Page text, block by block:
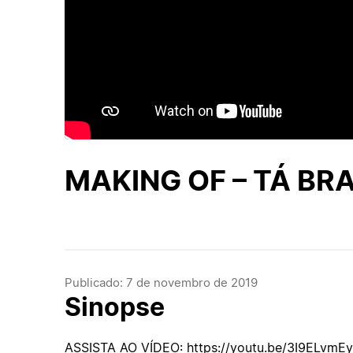
MAKING OF – TÁ
Publicado: 7 de novembro de 2019
Sinopse
ASSISTA AO VÍDEO: https://youtu.be/